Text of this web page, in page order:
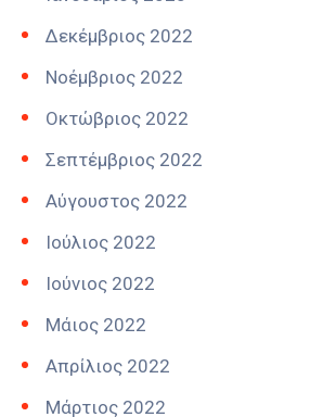
Δεκέμβριος 2022
Νοέμβριος 2022
Οκτώβριος 2022
Σεπτέμβριος 2022
Αύγουστος 2022
Ιούλιος 2022
Ιούνιος 2022
Μάιος 2022
Απρίλιος 2022
Μάρτιος 2022